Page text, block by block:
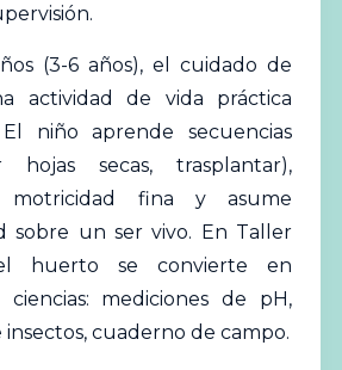
(3-6 años), el cuidado de
actividad de vida práctica
niño aprende secuencias
hojas secas, trasplantar),
motricidad fina y asume
sobre un ser vivo. En Taller
huerto se convierte en
ciencias: mediciones de pH,
cuaderno de campo.